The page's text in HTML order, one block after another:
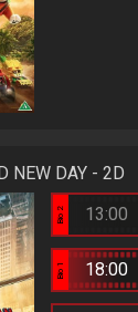
NEW DAY - 2D
Bio 2 13:00
Bio 1 18:00